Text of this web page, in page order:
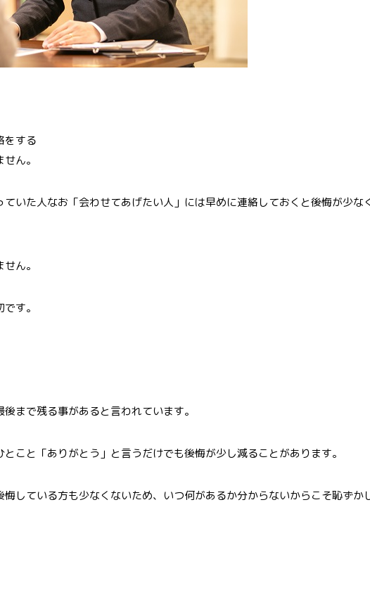
をする
ん。
いた人なお「会わせてあげたい人」には早めに連絡しておくと後悔が少な
ん。
す。
まで残る事があると言われています。
こと「ありがとう」と言うだけでも後悔が少し減ることがあります。
している方も少なくないため、いつ何があるか分からないからこそ恥ずか